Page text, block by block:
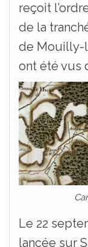
reçoit
de la
de Mouilly-
ont été vus
Le 22
lancée sur